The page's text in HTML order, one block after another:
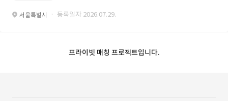
서울특별시 · 등록일자 2026.07.29.
프라이빗 매칭 프로젝트입니다.